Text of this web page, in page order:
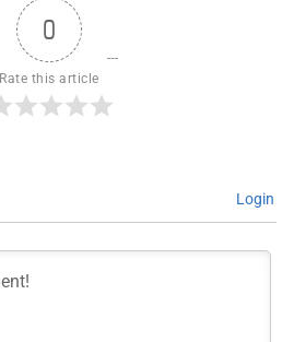
0
Rate this article
Login